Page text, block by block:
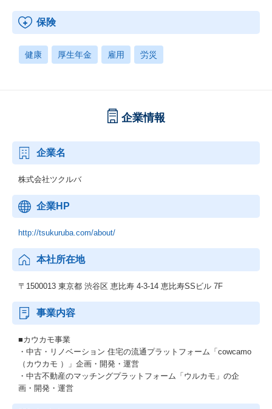
保険
健康 厚生年金 雇用 労災
企業情報
企業名
株式会社ツクルバ
企業HP
http://tsukuruba.com/about/
本社所在地
〒1500013 東京都 渋谷区 恵比寿 4-3-14 恵比寿SSビル 7F
事業内容
■カウカモ事業
・中古・リノベーション 住宅の流通プラットフォーム「cowcamo
（カウカモ ）」企画・開発・運営
・中古不動産のマッチングプラットフォーム「ウルカモ」の企
画・開発・運営